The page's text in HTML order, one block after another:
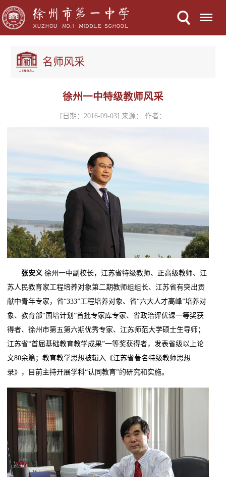
名师风采
徐州一中特级教师风采
[日期：2016-09-03] 来源： 作者：
张安义 徐州一中副校长，江苏省特级教师、正高级教师、江
苏人民教育家工程培养对象第二期教师组组长、江苏省有突出贡
献中青年专家，省“333”工程培养对象、省“六大人才高峰”培养对
象、教育部“国培计划”首批专家库专家、省政治评优课一等奖获
得者、徐州市第五第六期优秀专家、江苏师范大学硕士生导师；
江苏省“首届基础教育教学成果”一等奖获得者，发表省级以上论
文80余篇；教育教学思想被辑入《江苏省著名特级教师思想
录》，目前主持开展学科“认同教育”的研究和实施。